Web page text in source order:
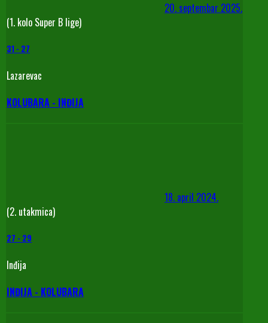
20. septembar 2025.
(1. kolo Super B lige)
31 - 27
Lazarevac
KOLUBARA - INĐIJA
18. april 2024.
(2. utakmica)
27 - 29
Inđija
INĐIJA - KOLUBARA